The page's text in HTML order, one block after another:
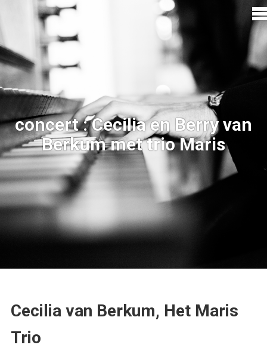
concert : Cecilia en Berry van
Berkum met trio Maris
Cecilia van Berkum, Het Maris
Trio